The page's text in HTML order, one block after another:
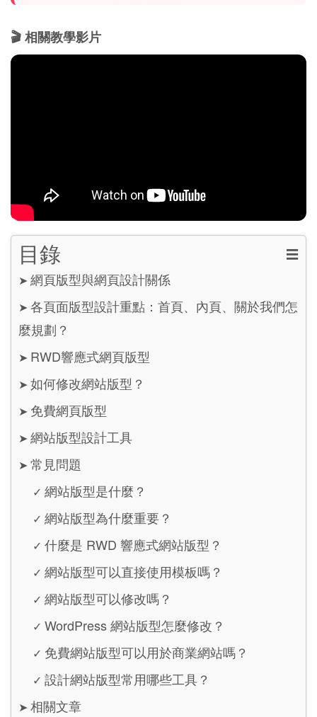
🎬 相關教學影片
目錄 ☰
➤ 網頁版型與網頁設計關係
➤ 各頁面版型設計重點：首頁、內頁、關於我們怎
麼規劃？
➤ RWD響應式網頁版型
➤ 如何修改網站版型？
➤ 免費網頁版型
➤ 網站版型設計工具
➤ 常見問題
✓ 網站版型是什麼？
✓ 網站版型為什麼重要？
✓ 什麼是 RWD 響應式網站版型？
✓ 網站版型可以直接使用模板嗎？
✓ 網站版型可以修改嗎？
✓ WordPress 網站版型怎麼修改？
✓ 免費網站版型可以用於商業網站嗎？
✓ 設計網站版型常用哪些工具？
➤ 相關文章